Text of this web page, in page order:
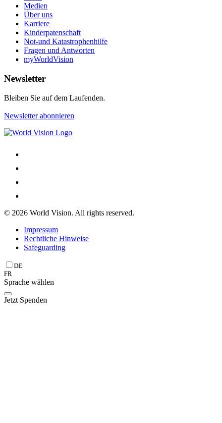
Medien
Über uns
Karriere
Kinderpatenschaft
Not-und Katastrophenhilfe
Fragen und Antworten
myWorldVision
Newsletter
Bleiben Sie auf dem Laufenden.
Newsletter abonnieren
© 2026 World Vision. All rights reserved.
Impressum
Rechtliche Hinweise
Safeguarding
DE
FR
Sprache wählen
Jetzt Spenden